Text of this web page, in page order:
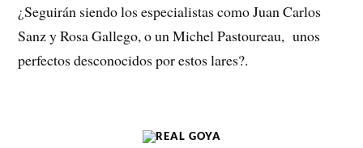
¿Seguirán siendo los especialistas como Juan Carlos
Sanz y Rosa Gallego, o un Michel Pastoureau, unos
perfectos desconocidos por estos lares?.